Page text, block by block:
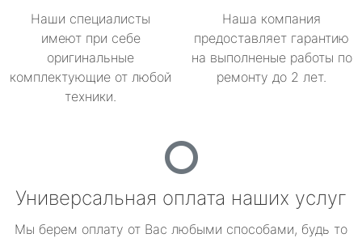
Наши специалисты
имеют при себе
оригинальные
комплектующие от любой
техники.
Наша компания
предоставляет гарантию
на выполненые работы по
ремонту до 2 лет.
Универсальная оплата наших услуг
Мы берем оплату от Вас любыми способами, будь то